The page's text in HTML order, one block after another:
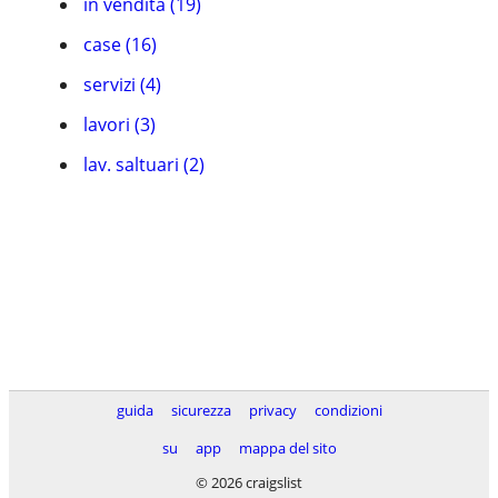
case (16)
servizi (4)
lavori (3)
lav. saltuari (2)
guida sicurezza privacy
condizioni
su
app
mappa del sito
© 2026 craigslist